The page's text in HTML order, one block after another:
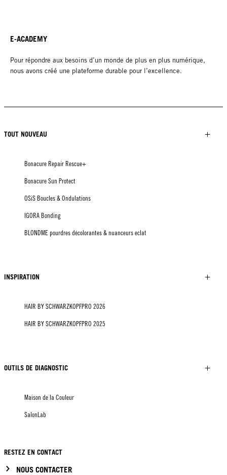
E-ACADEMY
Pour répondre aux besoins d’un monde de plus en plus numérique,
nous avons créé une plateforme durable pour l’excellence.
TOUT NOUVEAU
Bonacure Repair Rescue+
Bonacure Sun Protect
OSiS Boucles & Ondulations
IGORA Bonding
BLONDME pourdres décolorantes & nuanceurs eclat
INSPIRATION
HAIR BY SCHWARZKOPFPRO 2026
HAIR BY SCHWARZKOPFPRO 2025
OUTILS DE DIAGNOSTIC
Maison de la Couleur
SalonLab
RESTEZ EN CONTACT
NOUS CONTACTER